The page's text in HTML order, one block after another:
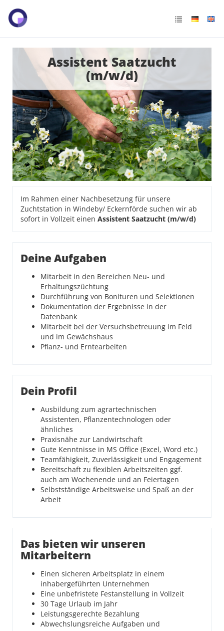
Assistent Saatzucht
(m/w/d)
Im Rahmen einer Nachbesetzung für unsere
Zuchtstation in Windeby/ Eckernförde suchen wir ab
sofort in Vollzeit einen Assistent Saatzucht (m/w/d)
Deine Aufgaben
Mitarbeit in den Bereichen Neu- und
Erhaltungszüchtung
Durchführung von Bonituren und Selektionen
Dokumentation der Ergebnisse in der
Datenbank
Mitarbeit bei der Versuchsbetreuung im Feld
und im Gewächshaus
Pflanz- und Erntearbeiten
Dein Profil
Ausbildung zum agrartechnischen
Assistenten, Pflanzentechnologen oder
ähnliches
Praxisnähe zur Landwirtschaft
Gute Kenntnisse in MS Office (Excel, Word etc.)
Teamfähigkeit, Zuverlässigkeit und Engagement
Bereitschaft zu flexiblen Arbeitszeiten ggf.
auch am Wochenende und an Feiertagen
Selbstständige Arbeitsweise und Spaß an der
Arbeit
Das bieten wir unseren
Mitarbeitern
Einen sicheren Arbeitsplatz in einem
inhabergeführten Unternehmen
Eine unbefristete Festanstellung in Vollzeit
30 Tage Urlaub im Jahr
Leistungsgerechte Bezahlung
Abwechslungsreiche Aufgaben und